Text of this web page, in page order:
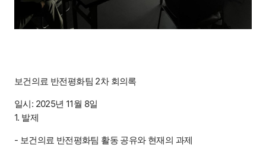
보건의료 반전평화팀 2차 회의록
일시: 2025년 11월 8일
1. 발제
- 보건의료 반전평화팀 활동 공유와 현재의 과제